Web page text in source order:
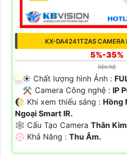
KX-DA4241TZAS CAMERA
5%-35%
liên hệ
☀️ Chất lượng hình Ảnh :
⚒ Camera Công nghệ : IP
🌔 Khi xem thiếu sáng : Hồng
Ngoại Smart IR.
🕸️ Cấu Tạo Camera Thân
️💮 Khả Năng : Thu Âm.